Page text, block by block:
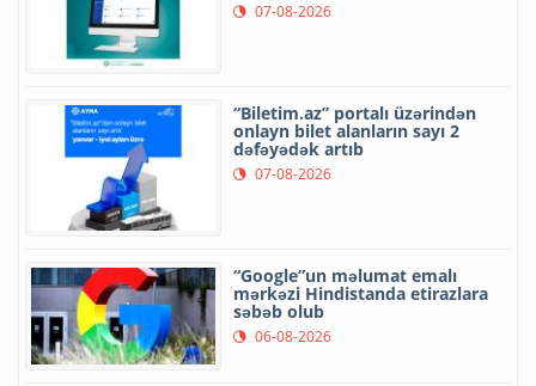
07-08-2026
“Biletim.az” portalı üzərindən
onlayn bilet alanların sayı 2
dəfəyədək artıb
07-08-2026
“Google”un məlumat emalı
mərkəzi Hindistanda etirazlara
səbəb olub
06-08-2026